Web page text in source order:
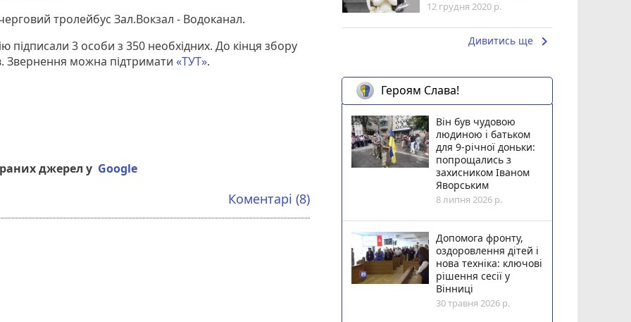
тролейбус Зал.Вокзал - Водоканал.
підписали 3 особи з 350 необхідних. До кінця збору
Звернення можна підтримати«ТУТ».
джерел у Google
Коментарі (8)
12 грудня 2020 р.
Дивитись ще keyboard_arrow_right
Героям Слава!
Він був чудовою
людиною і батьком
для 9-річної доньки:
попрощались з
захисником Іваном
Яворським
8 липня 2026 р.
Допомога фронту,
оздоровлення дітей і
нова техніка: ключові
рішення сесії у
Вінниці
30 травня 2026 р.